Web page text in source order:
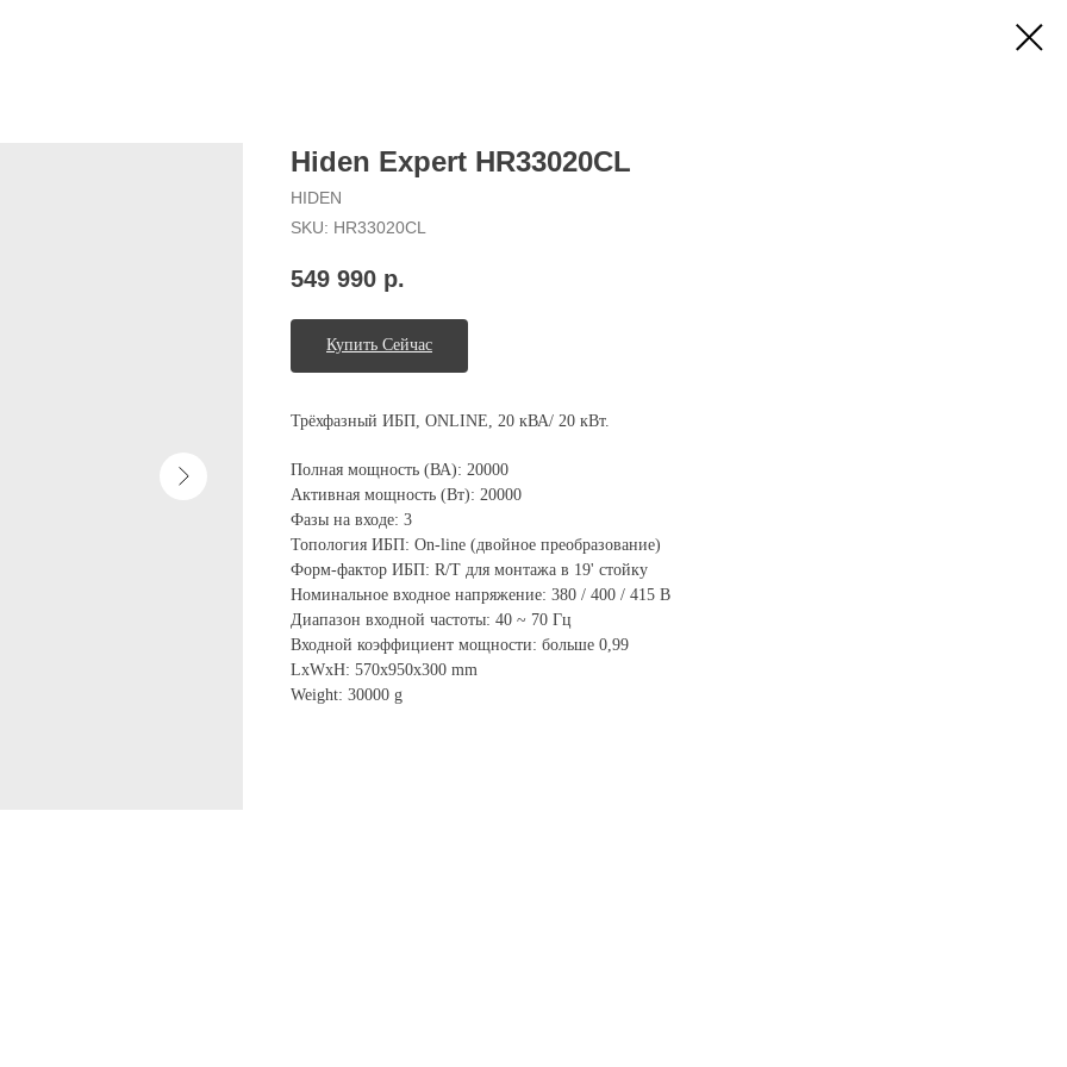
Hiden Expert HR33020CL
HIDEN
SKU: HR33020CL
549 990 р.
Купить Сейчас
Т​рёхфазный ИБП, ONLINE, 20 кВА/ 20 кВт.
Полная мощность (ВА): 20000
Активная мощность (Вт): 20000
Фазы на входе: 3
Топология ИБП: On-line (двойное преобразование)
Форм-фактор ИБП: R/T для монтажа в 19' стойку
Номинальное входное напряжение: 380 / 400 / 415 В
Диапазон входной частоты: 40 ~ 70 Гц
Входной коэффициент мощности: больше 0,99
LxWxH: 570x950x300 mm
Weight: 30000 g